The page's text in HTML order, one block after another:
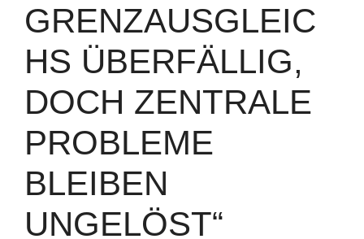
GRENZAUSGLEIC
HS ÜBERFÄLLIG,
DOCH ZENTRALE
PROBLEME
BLEIBEN
UNGELÖST“